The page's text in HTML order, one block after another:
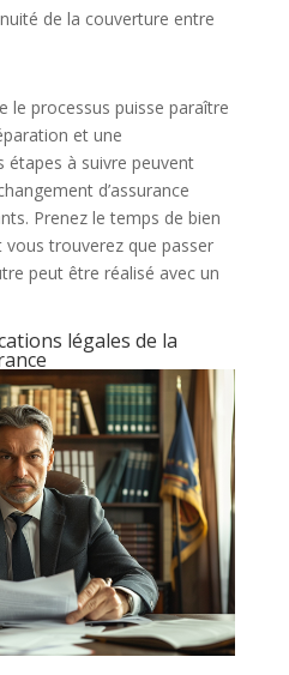
de la couverture entre
le processus puisse paraître
et une
étapes à suivre peuvent
d’assurance
Prenez le temps de bien
trouverez que passer
peut être réalisé avec un
légales de la